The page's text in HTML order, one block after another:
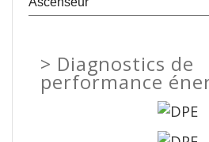
> Diagnostics de
performance